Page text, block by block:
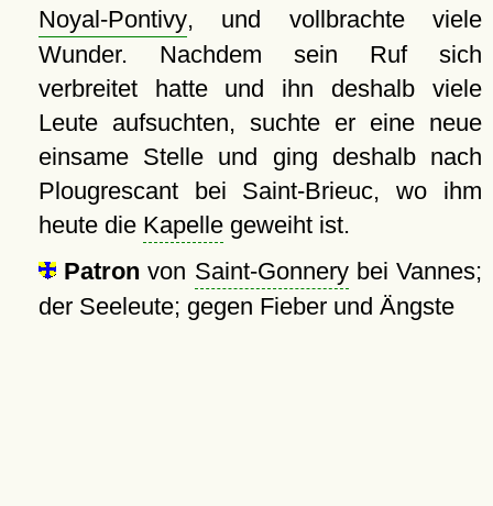
Noyal-Pontivy, und vollbrachte viele
Wunder. Nachdem sein Ruf sich
verbreitet hatte und ihn deshalb viele
Leute aufsuchten, suchte er eine neue
einsame Stelle und ging deshalb nach
Plougrescant bei Saint-Brieuc, wo ihm
heute die Kapellegeweiht ist.
Patron von Saint-Gonnerybei Vannes;
der Seeleute; gegen Fieber und Ängste